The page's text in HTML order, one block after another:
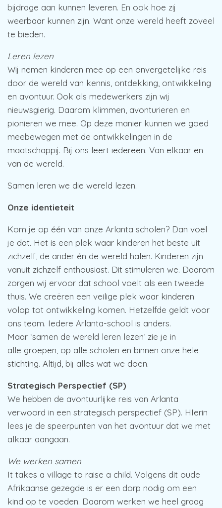
bijdrage aan kunnen leveren. En ook hoe zij
weerbaar kunnen zijn. Want onze wereld heeft zoveel
te bieden.
Leren lezen
Wij nemen kinderen mee op een onvergetelijke reis
door de wereld van kennis, ontdekking, ontwikkeling
en avontuur. Ook als medewerkers zijn wij
nieuwsgierig. Daarom klimmen, avonturieren en
pionieren we mee. Op deze manier kunnen we goed
meebewegen met de ontwikkelingen in de
maatschappij. Bij ons leert iedereen. Van elkaar en
van de wereld.
Samen leren we die wereld lezen.
Onze identieteit
Kom je op één van onze Arlanta scholen? Dan voel
je dat. Het is een plek waar kinderen het beste uit
zichzelf, de ander én de wereld halen. Kinderen zijn
vanuit zichzelf enthousiast. Dit stimuleren we. Daarom
zorgen wij ervoor dat school voelt als een tweede
thuis. We creëren een veilige plek waar kinderen
volop tot ontwikkeling komen. Hetzelfde geldt voor
ons team. Iedere Arlanta-school is anders.
Maar ‘samen de wereld leren lezen’ zie je in
alle groepen, op alle scholen en binnen onze hele
stichting. Altijd, bij alles wat we doen.
Strategisch Perspectief (SP)
We hebben de avontuurlijke reis van Arlanta
verwoord in een strategisch perspectief (SP). HIerin
lees je de speerpunten van het avontuur dat we met
alkaar aangaan.
We werken samen
It takes a village to raise a child. Volgens dit oude
Afrikaanse gezegde is er een dorp nodig om een
kind op te voeden. Daarom werken we heel graag